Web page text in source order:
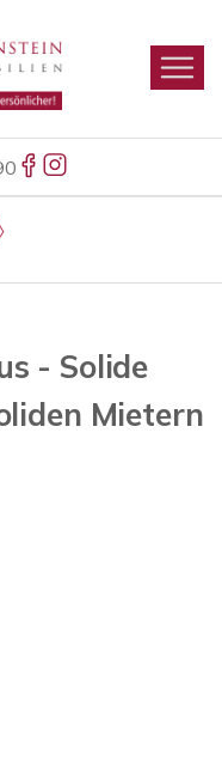
- Solide
Mietern